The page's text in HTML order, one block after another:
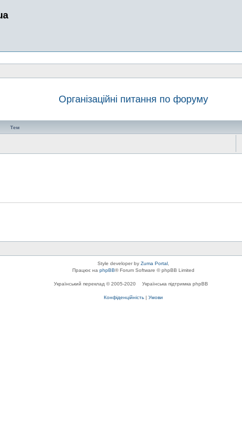
Організаційні питання по форуму
Тем
Style developer by Zuma Portal
Працює на phpBB® Forum Software © phpBB Limited
Український переклад © 2005-2020 Українська підтримка phpBB
Конфіденційність | Умови